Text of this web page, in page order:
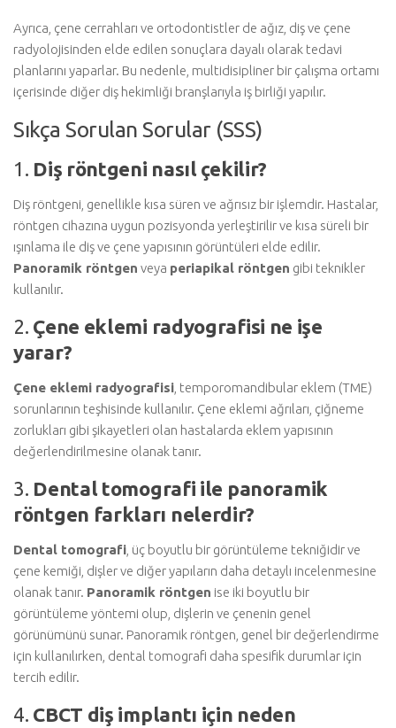
Ayrıca, çene cerrahları ve ortodontistler de ağız, diş ve çene
radyolojisinden elde edilen sonuçlara dayalı olarak tedavi
planlarını yaparlar. Bu nedenle, multidisipliner bir çalışma ortamı
içerisinde diğer diş hekimliği branşlarıyla iş birliği yapılır.
Sıkça Sorulan Sorular (SSS)
1. Diş röntgeni nasıl çekilir?
Diş röntgeni, genellikle kısa süren ve ağrısız bir işlemdir. Hastalar,
röntgen cihazına uygun pozisyonda yerleştirilir ve kısa süreli bir
ışınlama ile diş ve çene yapısının görüntüleri elde edilir.
Panoramik röntgen veya periapikal röntgen gibi teknikler
kullanılır.
2. Çene eklemi radyografisi ne işe
yarar?
Çene eklemi radyografisi , temporomandibular eklem (TME)
sorunlarının teşhisinde kullanılır. Çene eklemi ağrıları, çiğneme
zorlukları gibi şikayetleri olan hastalarda eklem yapısının
değerlendirilmesine olanak tanır.
3. Dental tomografi ile panoramik
röntgen farkları nelerdir?
Dental tomografi , üç boyutlu bir görüntüleme tekniğidir ve
çene kemiği, dişler ve diğer yapıların daha detaylı incelenmesine
olanak tanır. Panoramik röntgen ise iki boyutlu bir
görüntüleme yöntemi olup, dişlerin ve çenenin genel
görünümünü sunar. Panoramik röntgen, genel bir değerlendirme
için kullanılırken, dental tomografi daha spesifik durumlar için
tercih edilir.
4. CBCT diş implantı için neden